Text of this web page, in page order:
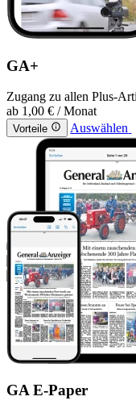
GA+
Zugang zu allen Plus-
ab 1,00 € / Monat
Vorteile Auswählen
GA E-Paper